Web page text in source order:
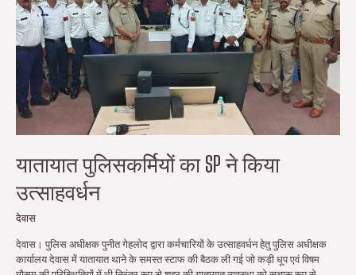
यातायात पुलिसकर्मियों का SP ने किया
उत्साहवर्धन
देवास
देवास। पुलिस अधीक्षक पुनीत गेहलोद द्वारा कर्मचारियों के उत्साहवर्धन हेतु पुलिस अधीक्षक
कार्यालय देवास में यातायात थाने के समस्त स्टाफ की बैठक ली गई जो कड़ी धूप एवं विषम